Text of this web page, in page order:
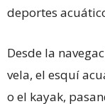
deportes
Desde la
vela, el esquí
o el kayak,